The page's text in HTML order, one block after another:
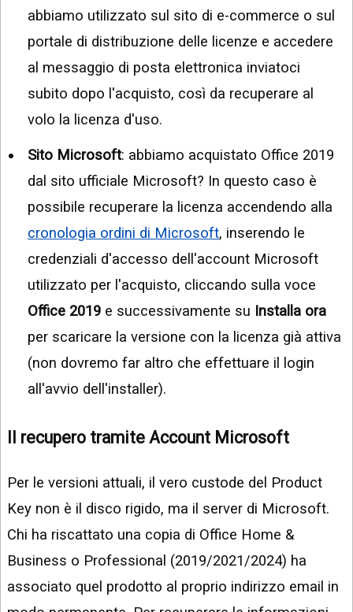
abbiamo utilizzato sul sito di e-commerce o sul
portale di distribuzione delle licenze e accedere
al messaggio di posta elettronica inviatoci
subito dopo l'acquisto, così da recuperare al
volo la licenza d'uso.
Sito Microsoft: abbiamo acquistato Office 2019
dal sito ufficiale Microsoft? In questo caso è
possibile recuperare la licenza accendendo alla
cronologia ordini di Microsoft, inserendo le
credenziali d'accesso dell'account Microsoft
utilizzato per l'acquisto, cliccando sulla voce
Office 2019 e successivamente su Installa ora
per scaricare la versione con la licenza già attiva
(non dovremo far altro che effettuare il login
all'avvio dell'installer).
Il recupero tramite Account Microsoft
Per le versioni attuali, il vero custode del Product
Key non è il disco rigido, ma il server di Microsoft.
Chi ha riscattato una copia di Office Home &
Business o Professional (2019/2021/2024) ha
associato quel prodotto al proprio indirizzo email in